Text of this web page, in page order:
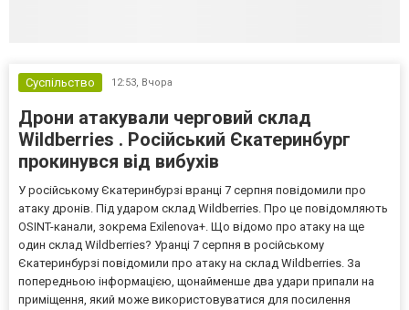
Суспільство 12:53, Вчора
Дрони атакували черговий склад
Wildberries . Російський Єкатеринбург
прокинувся від вибухів
У російському Єкатеринбурзі вранці 7 серпня повідомили про
атаку дронів. Під ударом склад Wildberries. Про це повідомляють
OSINT-канали, зокрема Exilenova+. Що відомо про атаку на ще
один склад Wildberries? Уранці 7 серпня в російському
Єкатеринбурзі повідомили про атаку на склад Wildberries. За
попередньою інформацією, щонайменше два удари припали на
приміщення, який може використовуватися для посилення